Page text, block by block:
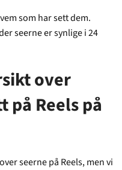
som har sett dem.
seerne er synlige i 24
over
på Reels på
seerne på Reels, men vi